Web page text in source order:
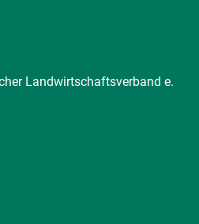
Landwirtschaftsverband e.